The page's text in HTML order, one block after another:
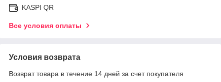
KASPI QR
Все условия оплаты
Условия возврата
Возврат товара в течение 14 дней за счет покупателя